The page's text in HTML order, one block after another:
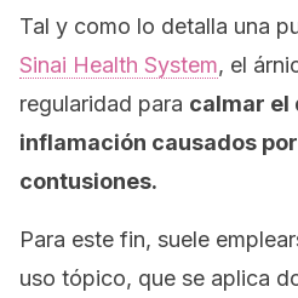
Tal y como lo detalla una
Sinai Health System, el
regularidad para calmar el
inflamación causados
contusiones.
Para este fin, suele
uso tópico, que se aplica